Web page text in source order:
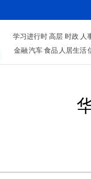
学习进行时高层 时政 人
金融汽车食品 人居生活